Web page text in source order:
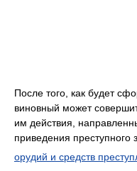
После того, как будет
виновный может
им действия,
приведения
орудий и средств